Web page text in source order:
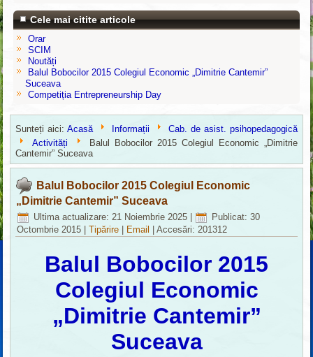
Cele mai citite articole
Orar
SCIM
Noutăți
Balul Bobocilor 2015 Colegiul Economic „Dimitrie Cantemir”
Suceava
Competiția Entrepreneurship Day
Sunteți aici:Acasă Informații
Cab. de asist. psihopedagogică
Activități
Balul Bobocilor 2015 Colegiul Economic „Dimitrie
Cantemir” Suceava
Balul Bobocilor 2015 Colegiul Economic
„Dimitrie Cantemir” Suceava
Ultima actualizare: 21 Noiembrie 2025
Publicat: 30
Octombrie 2015 |Tipărire Email |Accesări: 201312
Balul Bobocilor 2015
Colegiul Economic
„Dimitrie Cantemir”
Suceava